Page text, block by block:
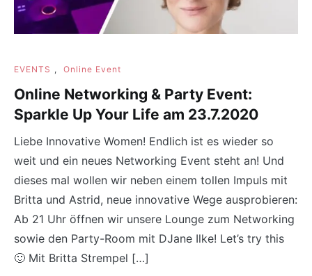
EVENTS , Online Event
Online Networking & Party Event:
Sparkle Up Your Life am 23.7.2020
Liebe Innovative Women! Endlich ist es wieder so
weit und ein neues Networking Event steht an! Und
dieses mal wollen wir neben einem tollen Impuls mit
Britta und Astrid, neue innovative Wege ausprobieren:
Ab 21 Uhr öffnen wir unsere Lounge zum Networking
sowie den Party-Room mit DJane Ilke! Let’s try this
🙂 Mit Britta Strempel […]